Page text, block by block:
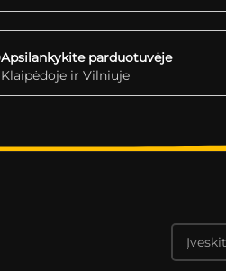
Apsilankykite parduotuvėje
Klaipėdoje ir Vilniuje